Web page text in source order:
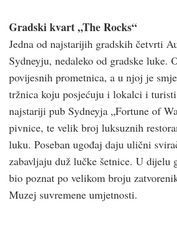
Gradski kvart „The Rocks“
Jedna od najstarijih gradskih četvrti
Sydneyju, nedaleko od gradske luke.
povijesnih prometnica, a u njoj je
tržnica koju posjećuju i lokalci i
najstariji pub Sydneyja „Fortune of
pivnice, te velik broj luksuznih
luku. Poseban ugođaj daju ulični
zabavljaju duž lučke šetnice. U dijelu
bio poznat po velikom broju
Muzej suvremene umjetnosti.